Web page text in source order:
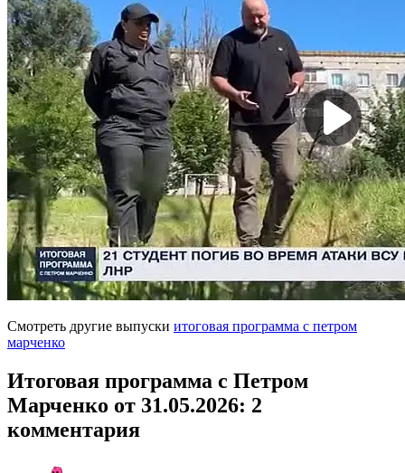
Смотреть другие выпуски итоговая программа с петром
марченко
Итоговая программа с Петром
Марченко от 31.05.2026: 2
комментария